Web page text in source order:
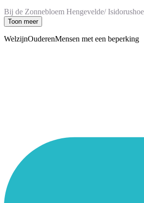
Bij de Zonnebloem Hengevelde/
Toon meer
WelzijnOuderenMensen met een beperking